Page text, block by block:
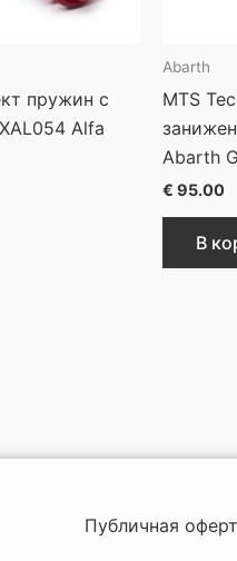
пружин с
Alfa
Abarth
MTS
Abarth
€ 95.00
В
Публичная